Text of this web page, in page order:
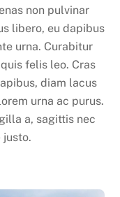
non pulvinar
libero, eu dapibus
urna. Curabitur
felis leo. Cras
diam lacus
urna ac purus.
a, sagittis nec
justo.